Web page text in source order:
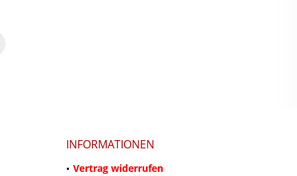
INFORMATIONEN
Vertrag widerrufen